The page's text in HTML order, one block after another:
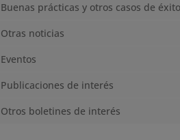
Buenas prácticas y otros casos de éxito
Otras noticias
Eventos
Publicaciones de interés
Otros boletines de interés